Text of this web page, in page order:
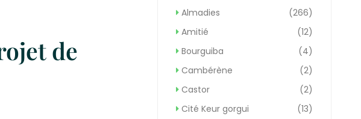
de
Almadies
(266)
Amitié
(12)
Bourguiba
(4)
Cambérène
(2)
Castor
(2)
Cité Keur gorgui
(13)